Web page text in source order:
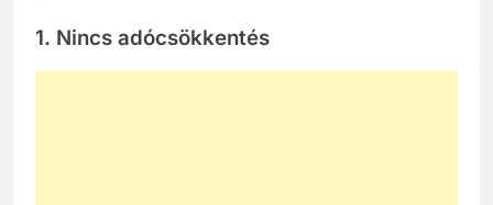
1. Nincs adócsökkentés